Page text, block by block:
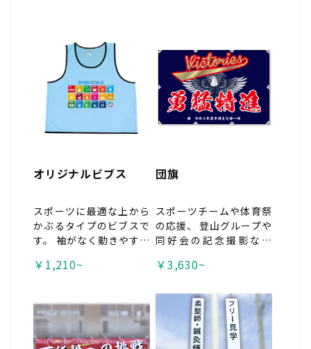
オリジナルビブス
スポーツに最適な上から
かぶるタイプのビブスで
す。 袖がなく動きやすい
ティア活動、地域の防犯
￥1,210~
団旗
スポーツチームや体育祭
の応援、 登山グループや
同好会の記念撮影など
ことができます！ <span
b;">※工場直送品の為、
代引き不可。
￥3,630~